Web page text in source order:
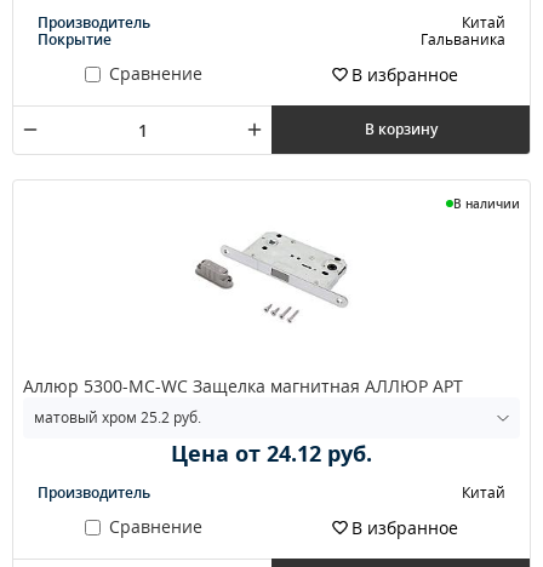
Производитель
Китай
Покрытие
Гальваника
Сравнение В избранное
В корзину
В наличии
Аллюр 5300-MC-WC Защелка магнитная АЛЛЮР APT
Цена от 24.12 руб.
Производитель Китай
Сравнение В избранное